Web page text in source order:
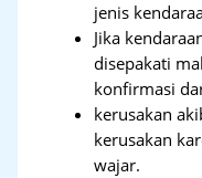
jenis
Jika
disepakati
konfirmasi
kerusakan
kerusakan
wajar.